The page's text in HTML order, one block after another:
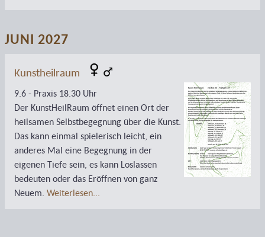
JUNI 2027
Kunstheilraum
9.6 - Praxis 18.30 Uhr
Der KunstHeilRaum öffnet einen Ort der
heilsamen Selbstbegegnung über die Kunst.
Das kann einmal spielerisch leicht, ein
anderes Mal eine Begegnung in der
eigenen Tiefe sein, es kann Loslassen
bedeuten oder das Eröffnen von ganz
Neuem. Weiterlesen...